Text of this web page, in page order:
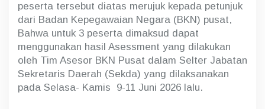
peserta tersebut diatas merujuk kepada petunjuk
dari Badan Kepegawaian Negara (BKN) pusat,
Bahwa untuk 3 peserta dimaksud dapat
menggunakan hasil Asessment yang dilakukan
oleh Tim Asesor BKN Pusat dalam Selter Jabatan
Sekretaris Daerah (Sekda) yang dilaksanakan
pada Selasa- Kamis 9-11 Juni 2026 lalu.